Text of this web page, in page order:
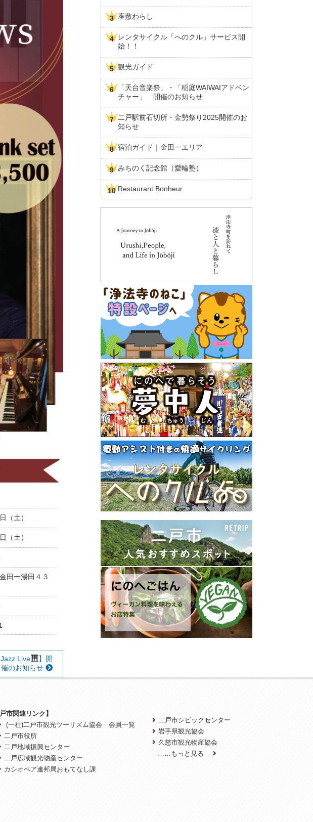
（土）
（土）
田一湯田４３
Live
】開
催のお知らせ
座敷わらし
レンタサイクル「へのクル」サービス開
始！！
観光ガイド
「天台音楽祭」・「稲庭WAIWAIアドベン
チャー」 開催のお知らせ
二戸駅前石切所・金勢祭り2025開催のお
知らせ
宿泊ガイド｜金田一エリア
みちのく記念館（愛輪塾）
Restaurant Bonheur
戸市関連リンク】
(一社)二戸市観光ツーリズム協会 会員一覧
二戸市役所
二戸地域振興センター
二戸広域観光物産センター
カシオペア連邦局おもてなし課
二戸市シビックセンター
岩手県観光協会
久慈市観光物産協会
……もっと見る